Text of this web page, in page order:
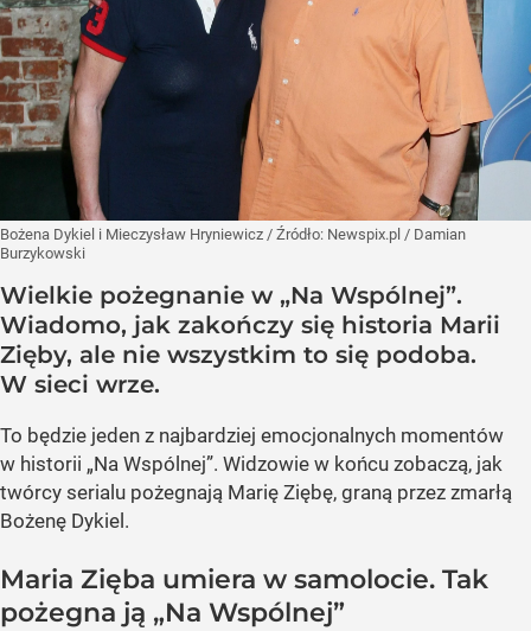
Bożena Dykiel i Mieczysław Hryniewicz / Źródło: Newspix.pl / Damian
Burzykowski
Wielkie pożegnanie w „Na Wspólnej”.
Wiadomo, jak zakończy się historia Marii
Zięby, ale nie wszystkim to się podoba.
W sieci wrze.
To będzie jeden z najbardziej emocjonalnych momentów
w historii „Na Wspólnej”. Widzowie w końcu zobaczą, jak
twórcy serialu pożegnają Marię Ziębę, graną przez zmarłą
Bożenę Dykiel.
Maria Zięba umiera w samolocie. Tak
pożegna ją „Na Wspólnej”